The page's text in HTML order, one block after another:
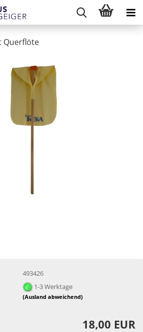
Querflöte
493426
1-3 Werktage
(Ausland abweichend)
18,00 EUR